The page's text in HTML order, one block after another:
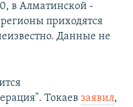
в Алматинской -
приходятся
Данные не
Токаев заявил,